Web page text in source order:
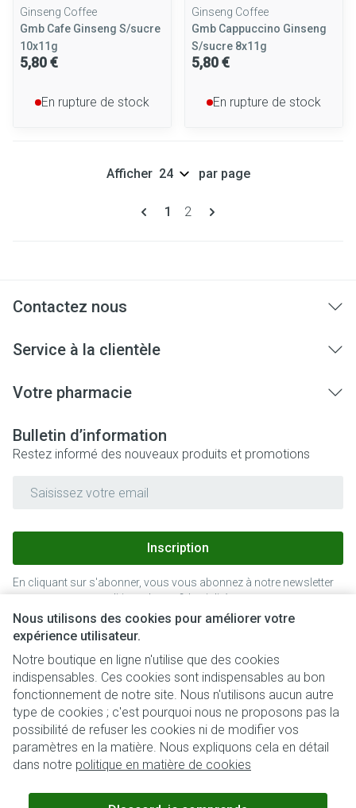
Nous utilisons des cookies pour améliorer votre
expérience utilisateur.
Notre boutique en ligne n'utilise que des cookies
indispensables. Ces cookies sont indispensables au bon
fonctionnement de notre site. Nous n'utilisons aucun autre
type de cookies ; c'est pourquoi nous ne proposons pas la
possibilité de refuser les cookies ni de modifier vos
paramètres en la matière. Nous expliquons cela en détail
dans notre politique en matière de cookies
Ginseng Coffee
Gmb Cafe Ginseng S/sucre
10x11g
5,80 €
En rupture de stock
Ginseng Coffee
Gmb Cappuccino Ginseng
S/sucre 8x11g
5,80 €
En rupture de stock
Pages
Vous lisez actuellement la page
1 Page
2
Afficher par page
Contactez nous
Service à la clientèle
Votre pharmacie
Bulletin d’information
Restez informé des nouveaux produits et promotions
Inscription
En cliquant sur s'abonner, vous vous abonnez à notre newsletter
et acceptez notrepolitique de confidentialité.
Liens légaux